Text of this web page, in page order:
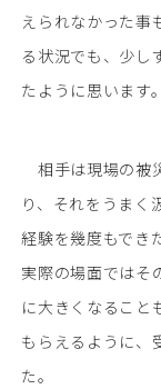
えられなかった事
る状況でも、少し
たように思います。
相手は現場の被
り、それをうまく
経験を幾度もでき
実際の場面ではそ
に大きくなること
もらえるように、
た。